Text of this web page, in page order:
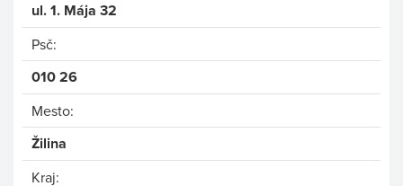
ul. 1. Mája 32
Psč:
010 26
Mesto:
Žilina
Kraj: